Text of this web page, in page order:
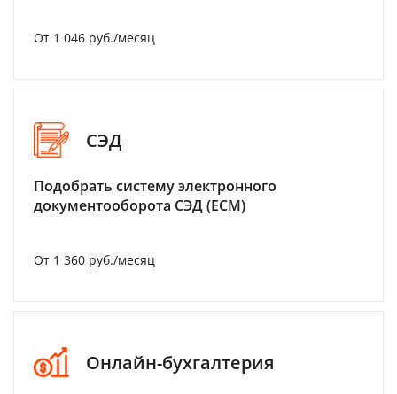
От 1 046 руб./месяц
СЭД
Подобрать систему электронного
документооборота СЭД (ECM)
От 1 360 руб./месяц
Онлайн-бухгалтерия